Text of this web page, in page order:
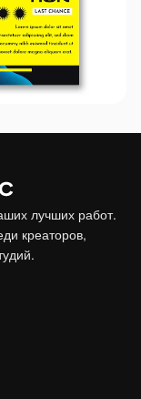
лучших работ.
креаторов,